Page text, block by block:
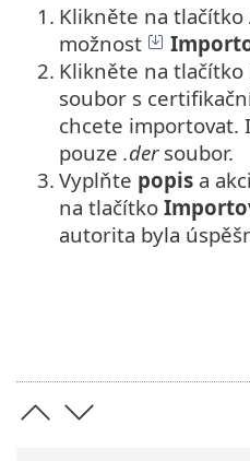
1. Klikněte na tlačítko
možnost
2. Klikněte na tlačítko
soubor s
chcete importovat.
pouze .dersoubor.
3. Vyplňte popis a
na tlačítko
autorita byla